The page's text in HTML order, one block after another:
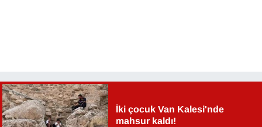
İki çocuk Van Kalesi'nde
mahsur kaldı!